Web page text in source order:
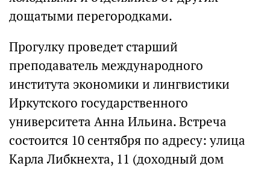
дощатыми перегородками.
Прогулку проведет старший
преподаватель международного
института экономики и лингвистики
Иркутского государственного
университета Анна Ильина. Встреча
состоится 10 сентября по адресу: улица
Карла Либкнехта, 11 (доходный дом